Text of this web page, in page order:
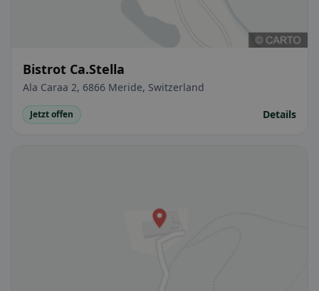
Bistrot Ca.Stella
Ala Caraa 2, 6866 Meride, Switzerland
Jetzt offen Details